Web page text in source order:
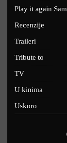
Play it again Sam
Recenzije
Traileri
Tribute to
TV
U kinima
Uskoro